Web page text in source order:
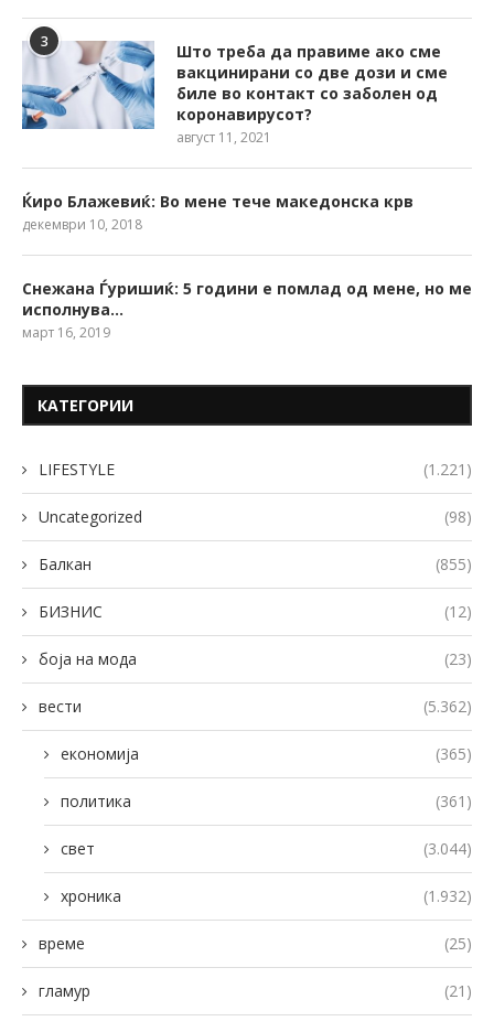
3
Што треба да правиме ако сме
вакцинирани со две дози и сме
биле во контакт со заболен од
коронавирусот?
август 11, 2021
Ќиро Блажевиќ: Во мене тече македонска крв
декември 10, 2018
Снежана Ѓуришиќ: 5 години е помлад од мене, но ме
исполнува…
март 16, 2019
КАТЕГОРИИ
LIFESTYLE (1.221)
Uncategorized (98)
Балкан (855)
БИЗНИС (12)
боја на мода (23)
вести (5.362)
економија (365)
политика (361)
свет (3.044)
хроника (1.932)
време (25)
гламур (21)